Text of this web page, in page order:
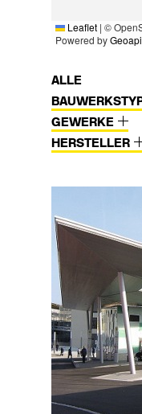
Leaflet | ©
Powered by
ALLE
GEWERKE
HERSTELLER